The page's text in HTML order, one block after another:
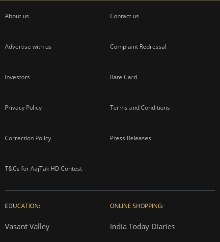
About us Contact us
Advertise with us Complaint Redressal
Investors Rate Card
Privacy Policy Terms and Conditions
Correction Policy Press Releases
T&Cs for AajTak HD Contest
EDUCATION:
Vasant Valley
ONLINE SHOPPING:
India Today Diaries